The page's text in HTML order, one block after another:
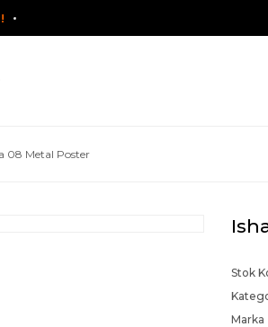
08 Metal Poster
Stok
Marka